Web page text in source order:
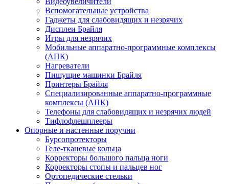
Вспомогательные устройства
Гаджеты для слабовидящих и незрячих
Дисплеи Брайля
Игры для незрячих
Мобильные аппаратно-программные комплексы
(АПК)
Нагреватели
Пишущие машинки Брайля
Принтеры Брайля
Специализированные аппаратно-программные
комплексы (АПК)
Телефоны для слабовидящих и незрячих людей
Тифлофлешплееры
Опорные и настенные поручни
Бурсопротекторы
Геле-тканевые кольца
Корректоры большого пальца ноги
Корректоры стопы и пальцев ног
Ортопедические стельки